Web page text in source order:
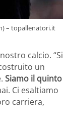
– topallenatori.it
calcio. “Si
un
Siamo il quinto
Ci esaltiamo
carriera,